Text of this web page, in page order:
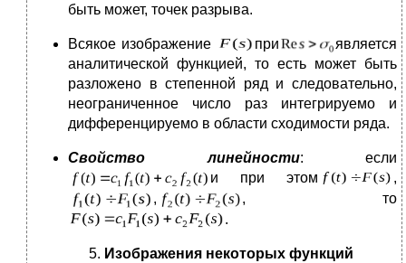
быть может, точек разрыва.
Всякое изображение при
является
аналитической функцией, то есть может быть
разложено в степенной ряд и следовательно,
неограниченное число раз интегрируемо и
дифференцируемо в области сходимости ряда.
Свойство линейности: если
и при этом
,
,
, то
.
Изображения некоторых функций